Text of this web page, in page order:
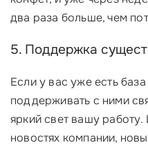
два раза больше, чем
5. Поддержка
Если у вас уже есть
поддерживать с ними
яркий свет вашу
новостях компании,